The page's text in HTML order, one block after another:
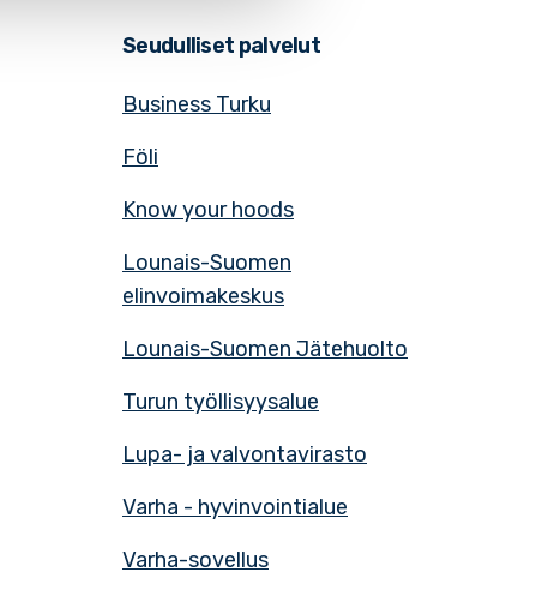
Seudulliset palvelut
Business Turku
Föli
Know your hoods
Lounais-Suomen
elinvoimakeskus
Lounais-Suomen Jätehuolto
Turun työllisyysalue
Lupa- ja valvontavirasto
Varha - hyvinvointialue
Varha-sovellus